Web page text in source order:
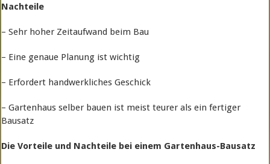
Nachteile
– Sehr hoher Zeitaufwand beim Bau
– Eine genaue Planung ist wichtig
– Erfordert handwerkliches Geschick
– Gartenhaus selber bauen ist meist teurer als ein fertiger
Bausatz
Die Vorteile und Nachteile bei einem Gartenhaus-Bausatz